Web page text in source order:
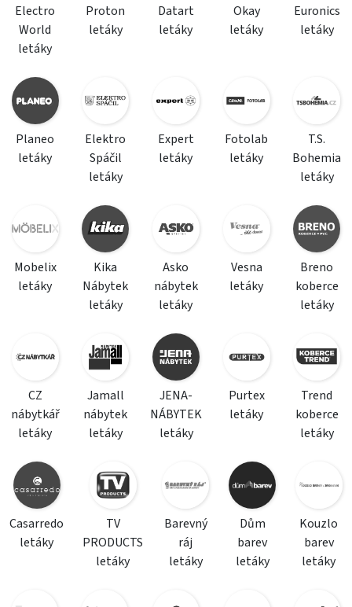
Electro
World
letáky
Proton
letáky
Datart
letáky
Okay
letáky
Euronics
letáky
Planeo
letáky
Elektro
Spáčil
letáky
Expert
letáky
Fotolab
letáky
T.S.
Bohemia
letáky
Mobelix
letáky
Kika
Nábytek
letáky
Asko
nábytek
letáky
Vesna
letáky
Breno
koberce
letáky
CZ
nábytkář
letáky
Jamall
nábytek
letáky
JENA-
NÁBYTEK
letáky
Purtex
letáky
Trend
koberce
letáky
Casarredo
letáky
TV
PRODUCTS
letáky
Barevný
ráj
letáky
Dům
barev
letáky
Kouzlo
barev
letáky